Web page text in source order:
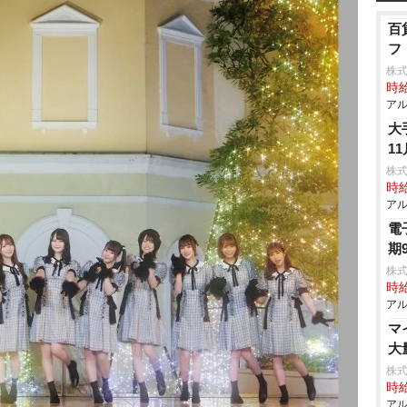
百
フ
株
時
ア
大
11
株
時
ア
電
期
株
時
ア
マ
大
株
時
ア